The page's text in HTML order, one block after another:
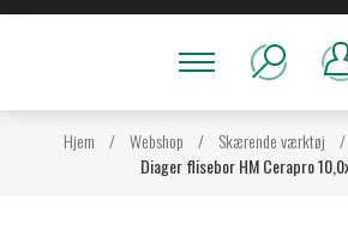
Hjem / Webshop / Skærende værktøj /
Diager flisebor HM Cerapro